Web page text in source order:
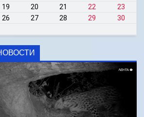
19 20 21 22
23
26 27 28 29
30